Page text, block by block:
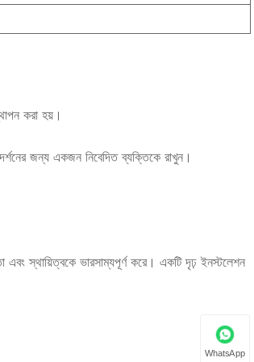
করা হয়।
জন্য একজন নিবেদিত ব্যক্তিকে রাখুন।
স্থায়িত্বকে ভারসাম্যপূর্ণ করে। একটি দৃঢ় ইনস্টলেশন
WhatsApp